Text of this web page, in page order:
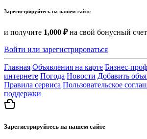
Зарегистрируйтесь на нашем сайте
и получите 1,000 ₽на свой бонусный
Войти или зарегистрироваться
Главная Объявления на карте Бизнес-
интернете Погода Новости Добавить
Правила сервиса Пользовательское
поддержки
Зарегистрируйтесь на нашем сайте